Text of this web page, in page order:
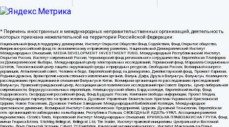
* Перечень иностранных и международных неправительственных организаций, деятельность
которых признана нежелательной на территории Российской Федерации:
Национальный фонд в поддержку демократии, Институт Открытое Общество Фонд Содействия, Фонд Открытое общество,
Американо-российский фонд по экономическому и правовому развитию, Национальный Демократический Институт
Международных Отношений, MEDIA DEVELOPMENT INVESTMENT FUND, Международный Республиканский Институт,
Открытая Россия, Институт современной России, Черноморский фонд регионального сотрудничества, Европейская Платформа
за Демократические Выборы, Международный центр электоральных исследований, Германский фонд Маршалла Соединенных
Штатов, Тихоокеанский центр защиты окружающей среды и природных ресурсов, Свободная Россия, Всемирный конгресс
украинцев, Атлантический совет, Человек в беде, Европейский фонд за демократию, Джеймстаунский фонд, Прожект Хармони,
Родники дракона, Врачи против насильственного извлечения органов, Фалунь Дафа, Друзья Фалуньгун, Фалуньгун, Коалиция по
расследованию преследования в отношении Фалуньгун в Китае, Всемирная организация по расследованию преследований
Фалуньгун, Пражский гражданский центр, Ассоциация школ политических исследований при Совете Европы, Центр либеральной
современности, Форум русскоязычных европейцев, Немецко-русский обмен, Бард колледж, Европейский выбор, Фонд
Ходорковского, Оксфордский российский фонд, Фонд Будущее России, Компания свободы информации, Проект Медиа,
Международное партнерство за права человека, Духовное Управление Евангельских Христиан Украинской Христианской
Церкви, Новое Поколение, Духовное Учебное Заведение Международный Библейский Колледж, Международное
христианское движение, Всемирный Институт Саентологических Предприятий, Церковь Духовной Технологии, Европейская
сеть организаций по наблюдению за выборами, Республика Польша, СВОБОДНЫЙ ИДЕЛЬ-УРАЛ, Ассоциация развития
журналистики, IStories fonds, Королевский Институт Международных Отношений, КРИМСЬКА ПРАВОЗАХИСНА ГРУПА, Фонд
имени Генриха Бёлля, Stichting Bellingcat, Bellingcat Ltd, The Insider, Институт правовой инициативы Центральной и Восточной